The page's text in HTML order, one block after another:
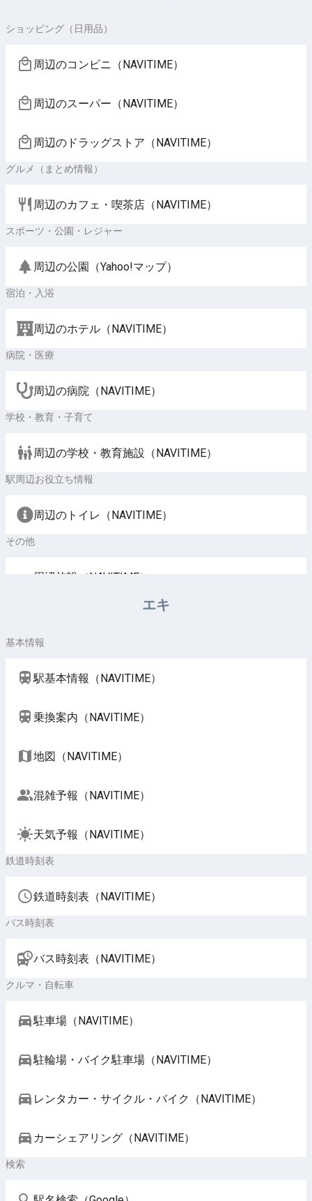
ショッピング（日用品）
周辺のコンビニ（NAVITIME）
周辺のスーパー（NAVITIME）
周辺のドラッグストア（NAVITIME）
グルメ（まとめ情報）
周辺のカフェ・喫茶店（NAVITIME）
スポーツ・公園・レジャー
周辺の公園（Yahoo!マップ）
宿泊・入浴
周辺のホテル（NAVITIME）
病院・医療
周辺の病院（NAVITIME）
学校・教育・子育て
周辺の学校・教育施設（NAVITIME）
駅周辺お役立ち情報
周辺のトイレ（NAVITIME）
その他
周辺施設（NAVITIME）
エキ
基本情報
駅基本情報（NAVITIME）
乗換案内（NAVITIME）
地図（NAVITIME）
混雑予報（NAVITIME）
天気予報（NAVITIME）
鉄道時刻表
鉄道時刻表（NAVITIME）
バス時刻表
バス時刻表（NAVITIME）
クルマ・自転車
駐車場（NAVITIME）
駐輪場・バイク駐車場（NAVITIME）
レンタカー・サイクル・バイク（NAVITIME）
カーシェアリング（NAVITIME）
検索